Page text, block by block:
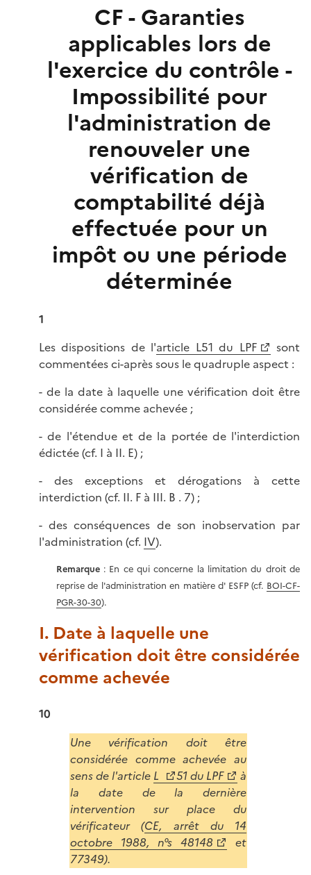
CF - Garanties
applicables lors de
l'exercice du contrôle -
Impossibilité pour
l'administration de
renouveler une
vérification de
comptabilité déjà
effectuée pour un
impôt ou une période
déterminée
1
Les dispositions de l'article L51 du LPF
sont
commentées ci-après sous le quadruple aspect :
- de la date à laquelle une vérification doit être
considérée comme achevée ;
- de l'étendue et de la portée de l'interdiction
édictée (cf. I à II. E) ;
- des exceptions et dérogations à cette
interdiction (cf. II. F à III. B . 7) ;
- des conséquences de son inobservation par
l'administration (cf. IV).
Remarque: En ce qui concerne la limitation du droit de
reprise de l'administration en matière d' ESFP (cf. BOI-CF-
PGR-30-30).
I. Date à laquelle une
vérification doit être considérée
comme achevée
10
Une vérification doit être
considérée comme achevée au
sens de l'article L 51 du LPF
à
la date de la dernière
intervention sur place du
vérificateur (CE, arrêt du 14
octobre 1988, n°s 48148
et
77349).